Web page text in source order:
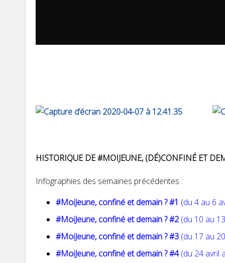
HISTORIQUE DE #MOIJEUNE, (DÉ)CONFINÉ ET
Infographies des semaines précédentes :
#MoiJeune, confiné et demain ? #1 (du 4 au 6
#MoiJeune, confiné et demain ? #2 (du 10 au
#MoiJeune, confiné et demain ? #3 (du 17 au
#MoiJeune, confiné et demain ? #4(du 24 avril